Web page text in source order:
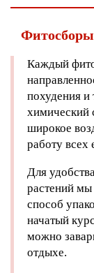
Каждый
похудения и
химический
широкое
работу всех
Для
растений мы
способ
начатый
можно
отдыхе.